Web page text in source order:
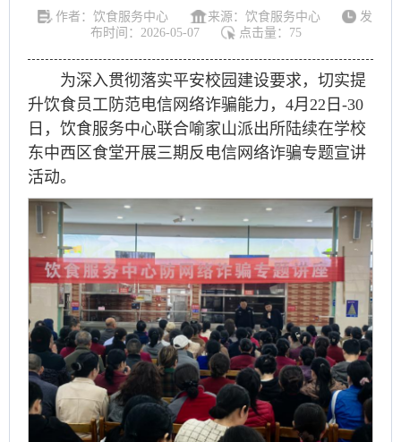
作者：饮食服务中心 来源：饮食服务中心
发
布时间：2026-05-07
点击量： 75
为深入贯彻落实平安校园建设要求，切实提
升饮食员工防范电信网络诈骗能力，4月22日-30
日，饮食服务中心联合喻家山派出所陆续在学校
东中西区食堂开展三期反电信网络诈骗专题宣讲
活动。